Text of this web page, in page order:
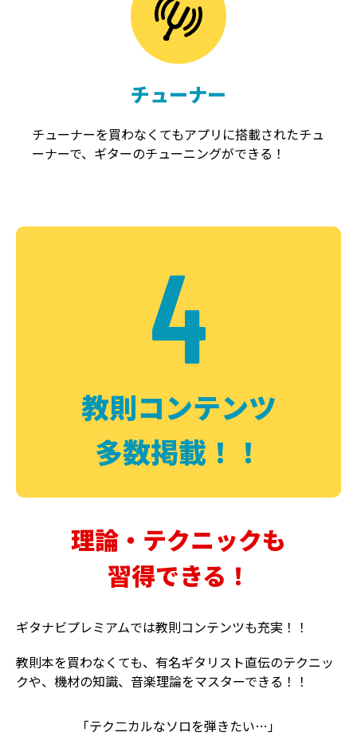
チューナー
チューナーを買わなくてもアプリに搭載されたチュ
ーナーで、ギターのチューニングができる！
4
教則コンテンツ
多数掲載！！
理論・テクニックも
習得できる！
ギタナビプレミアムでは教則コンテンツも充実！！
教則本を買わなくても、有名ギタリスト直伝のテクニッ
クや、機材の知識、音楽理論をマスターできる！！
「テク二カルなソロを弾きたい…」